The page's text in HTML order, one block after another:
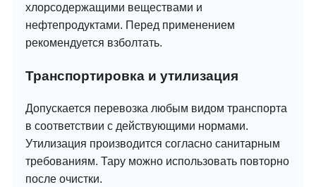
хлорсодержащими веществами и
нефтепродуктами. Перед применением
рекомендуется взболтать.
Транспортировка и утилизация
Допускается перевозка любым видом транспорта
в соответствии с действующими нормами.
Утилизация производится согласно санитарным
требованиям. Тару можно использовать повторно
после очистки.